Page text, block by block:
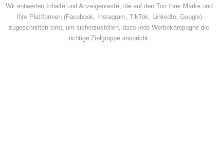
Wir entwerfen Inhalte und Anzeigentexte, die auf den Ton Ihrer Marke und
Ihre Plattformen (Facebook, Instagram, TikTok, LinkedIn, Google)
zugeschnitten sind, um sicherzustellen, dass jede Werbekampagne die
richtige Zielgruppe anspricht.